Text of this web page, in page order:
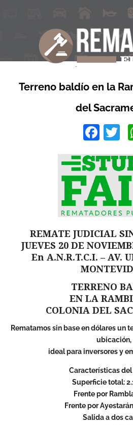
Terreno baldío en la
del
REMATE JUDICIAL
JUEVES 20 DE
En A.N.R.T.C.I. – AV.
TERRENO
EN LA
COLONIA DEL
Rematamos sin base en dólares un
ubicación,
ideal para inversores y
Características del
Superficie total:
Frente por
Frente por
Salida a dos